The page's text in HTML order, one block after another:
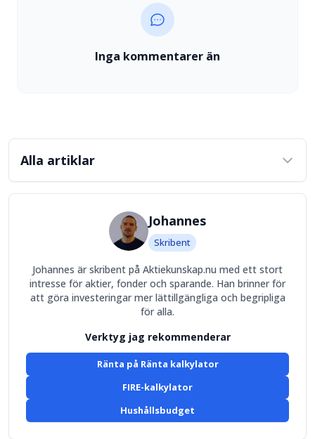
Inga kommentarer än
Alla artiklar
Johannes
Skribent
Johannes är skribent på Aktiekunskap.nu med ett stort
intresse för aktier, fonder och sparande. Han brinner för
att göra investeringar mer lättillgängliga och begripliga
för alla.
Verktyg jag rekommenderar
Ränta på Ränta kalkylator
FIRE-kalkylator
Hushållsbudget